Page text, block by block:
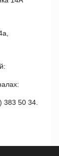
383 50 34.